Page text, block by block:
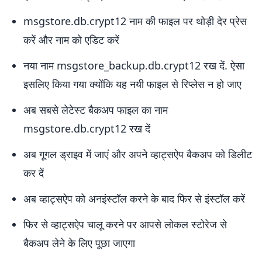
msgstore.db.crypt12 नाम की फाइल पर थोड़ी देर प्रेस
करें और नाम को एडिट करें
नया नाम msgstore_backup.db.crypt12 रख दें. ऐसा
इसलिए किया गया क्योंकि यह नयी फाइल से रिप्लेस न हो जाए
अब सबसे लेटेस्ट बैकअप फाइल का नाम
msgstore.db.crypt12 रख दें
अब गूगल ड्राइव में जाएं और अपने व्हाट्सऐप बैकअप को डिलीट
कर दें
अब व्हाट्सऐप को अनइंस्टॉल करने के बाद फिर से इंस्टॉल करें
फिर से व्हाट्सऐप चालू करने पर आपसे लोकल स्टोरेज से
बैकअप लेने के लिए पूछा जाएगा